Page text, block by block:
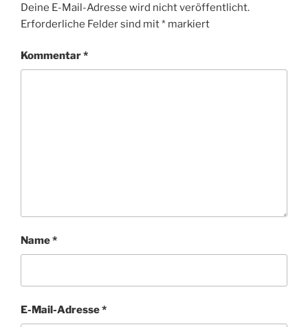
Deine E-Mail-Adresse wird nicht veröffentlicht.
Erforderliche Felder sind mit* markiert
Kommentar*
Name*
E-Mail-Adresse*